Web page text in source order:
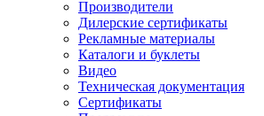
Производители
Дилерские сертификаты
Рекламные материалы
Каталоги и буклеты
Видео
Техническая документация
Сертификаты